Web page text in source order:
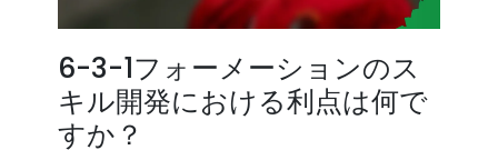
6-3-1フォーメーションのス
キル開発における利点は何で
すか？